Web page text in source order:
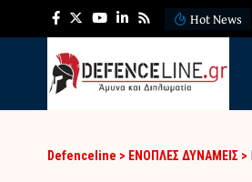
Hot News
Defenceline > ΕΝΟΠΛΕΣ ΔΥΝΑΜΕΙΣ >